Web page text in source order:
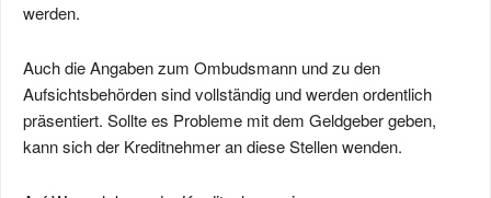
werden.
Auch die Angaben zum Ombudsmann und zu den
Aufsichtsbehörden sind vollständig und werden ordentlich
präsentiert. Sollte es Probleme mit dem Geldgeber geben,
kann sich der Kreditnehmer an diese Stellen wenden.